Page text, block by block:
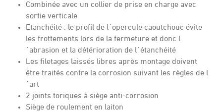
Combinée avec un collier de prise en charge avec
sortie verticale
Etanchéité : le profil de l´opercule caoutchouc évite
les frottements lors de la fermeture et donc l
´abrasion et la détérioration de l´étanchéité
Les filetages laissés libres après montage doivent
être traités contre la corrosion suivant les règles de l
´art
2 joints toriques à siège anti-corrosion
Siège de roulement en laiton